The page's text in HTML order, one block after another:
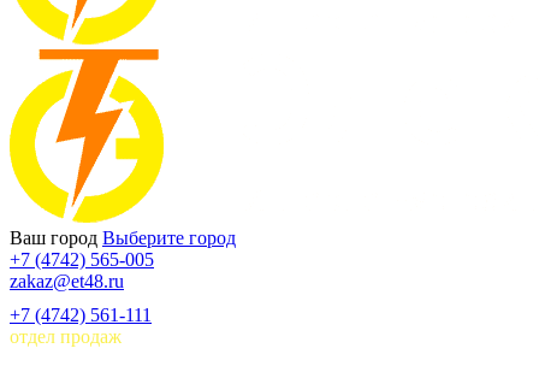
Ваш город Выберите город
+7 (4742) 565-005
zakaz@et48.ru
+7 (4742) 561-111
отдел продаж